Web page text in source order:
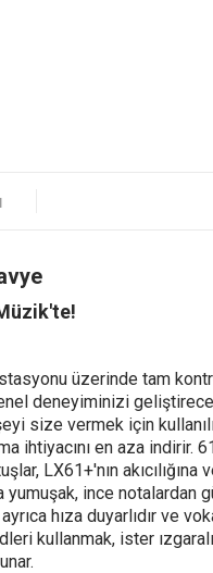
üzerinde tam
deneyiminizi
size vermek için
ihtiyacını en aza indirir.
LX61+'nın
ince notalardan
hıza duyarlıdır ve
kullanmak, ister